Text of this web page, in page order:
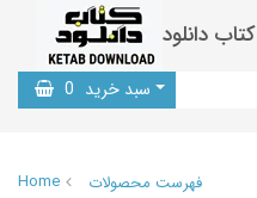
کتاب دانلود
سبد خرید 0
Home
فهرست محصولات